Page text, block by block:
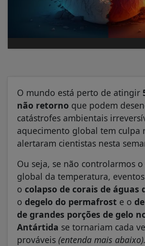
O mundo está perto de atingir
não retorno que podem
catástrofes ambientais
aquecimento global tem culpa
alertaram cientistas nesta
Ou seja, se não controlarmos
global da temperatura,
o colapso de corais de águas
o degelo do permafrost e o
de grandes porções de gelo
Antártida se tornariam cada
prováveis (entenda mais abaixo).